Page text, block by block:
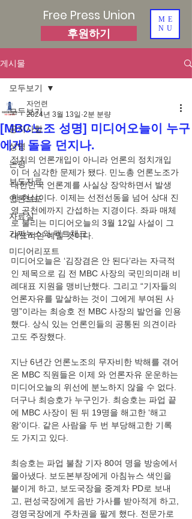
Free Press Union
후원하기
ME
NU
게시물
모두보기
공지사항
성명
논평
보도자료
언론보도
자료실
가짜뉴스와 팩트체크
미디어리포트
모두보기
[MBC노조 성명] 미디어오늘이 누구
에게 돌을 던지나.
자언련
2024년 3월 13일 2분 분량
정치의 언론개입이 아니라 언론의 정치개입
이 더 심각한 문제가 됐다. 민노총 언론노조가
대한민국 언론계를 사실상 장악하면서 발생
한 현상이다. 이제는 선전선동을 넘어 상대 진
영 공천에까지 간섭하는 지경이다. 좌파 매체
로 불리는 미디어오늘의 3월 12일 사설이 그
대표적인 예일 것이다.
미디어오늘은 ‘김장겸은 안 된다’라는 자극적
인 제목으로 김 전 MBC 사장의 국민의미래 비
례대표 지원을 맹비난했다. 그리고 “기자들의
언론자유를 말살하는 것이 그에게 부여된 사
명”이라는 최승호 전 MBC 사장의 발언을 인용
했다. 상식 있는 언론인들의 공통된 의견이라
고도 주장했다.
지난 6년간 언론노조의 무자비한 박해를 겪어
온 MBC 직원들은 이제 와 언론자유 운운하는
미디어오늘의 위선에 분노하지 않을 수 없다.
더구나 최승호가 누구인가. 최승호는 파업 끝
에 MBC 사장이 된 뒤 19명을 해고한 ‘해고
왕’이다. 같은 사람을 두 번 부당해고한 기록
도 가지고 있다.
최승호는 파업 불참 기자 80여 명을 방송에서
몰아냈다. 보도본부장에게 아침뉴스 색인을
붙이게 하고, 보도국장을 중계차 PD로 보내
고, 편성국장에게 음반 가사를 받아적게 하고,
경영국장에게 주차권을 팔게 했다. 전문가로